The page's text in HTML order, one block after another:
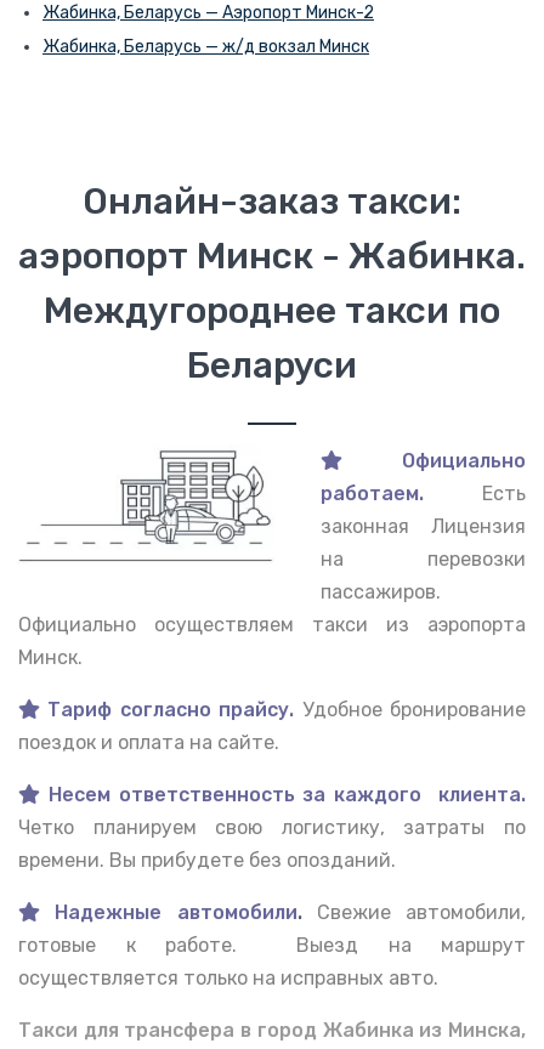
Жабинка, Беларусь — Аэропорт Минск-2
Жабинка, Беларусь — ж/д вокзал Минск
Онлайн-заказ такси:
аэропорт Минск - Жабинка.
Междугороднее такси по
Беларуси
Официально
работаем.
Есть
законная Лицензия
на перевозки
пассажиров.
Официально осуществляем такси из аэропорта
Минск.
Тариф согласно прайсу. Удобное бронирование
поездок и оплата на сайте.
Несем ответственность за каждого клиента.
Четко планируем свою логистику, затраты по
времени. Вы прибудете без опозданий.
Надежные автомобили. Свежие автомобили,
готовые к работе. Выезд на маршрут
осуществляется только на исправных авто.
Такси для трансфера в город Жабинка из Минска,